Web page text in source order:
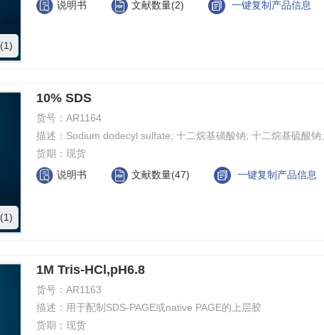
(1)
说明书
文献数量(2) 一键复制产品信息
(1)
10% SDS
货号： AR1164
描述： Sodium dodecyl sulfate; 十二烷基磺酸钠; 十二烷基硫酸钠;
货期： 现货
说明书
文献数量(47) 一键复制产品信息
1M Tris-HCl,pH6.8
货号： AR1163
描述： 用于配制SDS-PAGE或native PAGE的上层胶
货期： 现货